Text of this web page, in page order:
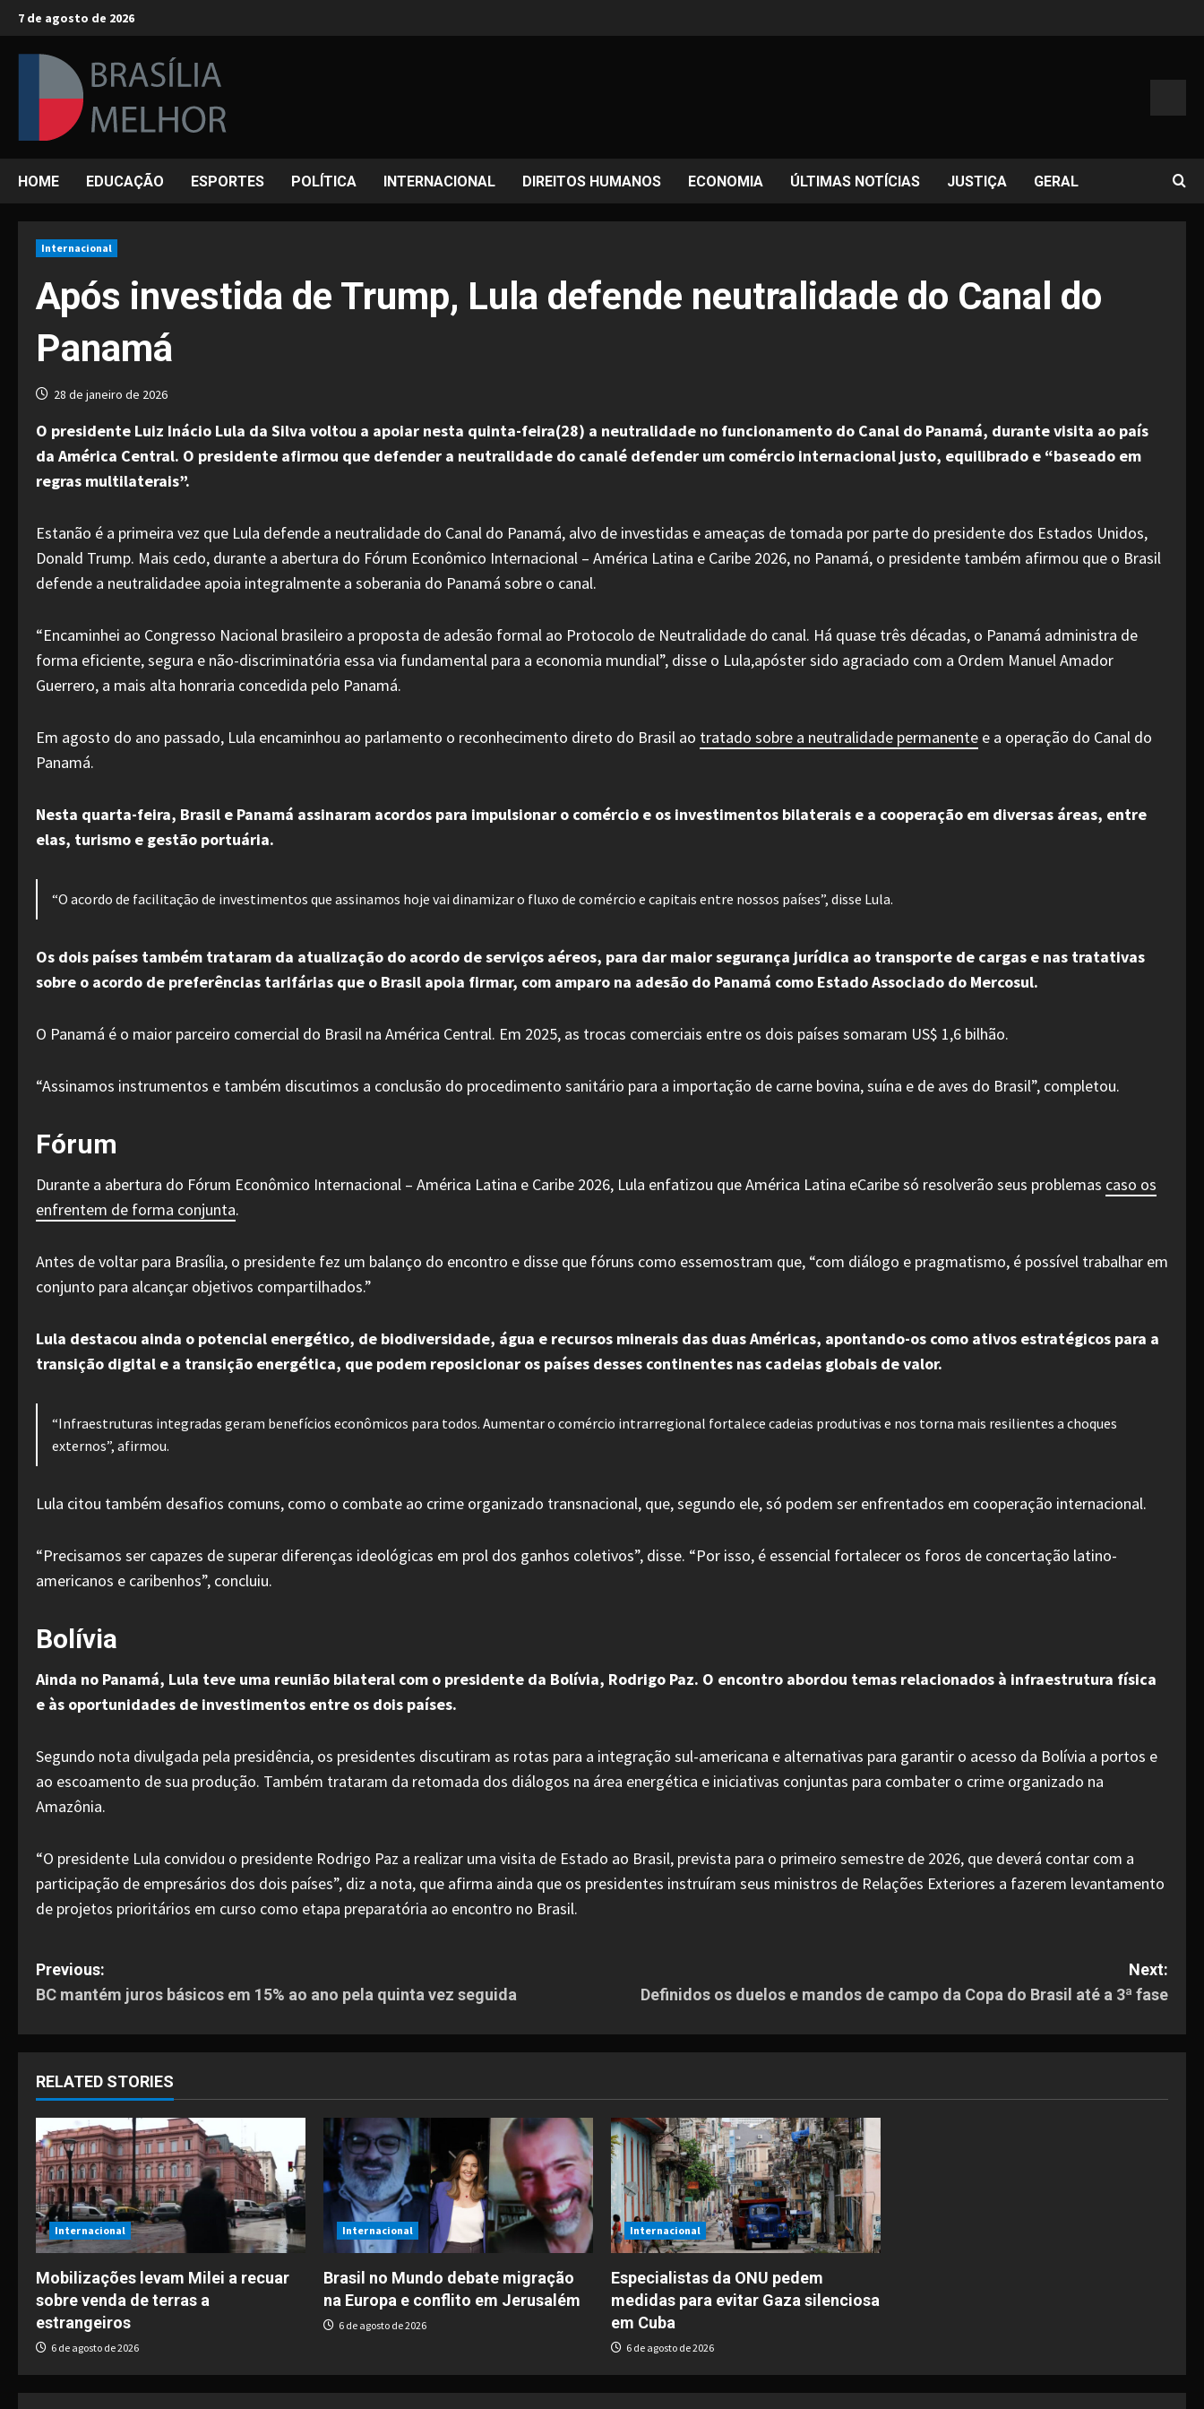
Skip
content
7 de agosto de 2026
HOME EDUCAÇÃO ESPORTES POLÍTICA INTERNACIONAL DIREITOS HUMANOS ECONOMIA ÚLTIMAS NOTÍCIAS JUSTIÇA GERAL
Internacional
Após investida de Trump, Lula defende neutralidade do Canal do
Panamá
28 de janeiro de 2026
O presidente Luiz Inácio Lula da Silva voltou a apoiar nesta quinta-feira(28) a neutralidade no funcionamento do Canal do Panamá, durante visita ao país
da América Central. O presidente afirmou que defender a neutralidade do canalé defender um comércio internacional justo, equilibrado e “baseado em
regras multilaterais”.
Estanão é a primeira vez que Lula defende a neutralidade do Canal do Panamá, alvo de investidas e ameaças de tomada por parte do presidente dos Estados Unidos,
Donald Trump. Mais cedo, durante a abertura do Fórum Econômico Internacional – América Latina e Caribe 2026, no Panamá, o presidente também afirmou que o Brasil
defende a neutralidadee apoia integralmente a soberania do Panamá sobre o canal.
“Encaminhei ao Congresso Nacional brasileiro a proposta de adesão formal ao Protocolo de Neutralidade do canal. Há quase três décadas, o Panamá administra de
forma eficiente, segura e não-discriminatória essa via fundamental para a economia mundial”, disse o Lula,apóster sido agraciado com a Ordem Manuel Amador
Guerrero, a mais alta honraria concedida pelo Panamá.
Em agosto do ano passado, Lula encaminhou ao parlamento o reconhecimento direto do Brasil ao tratado sobre a neutralidade permanente e a operação do Canal do
Panamá.
Nesta quarta-feira, Brasil e Panamá assinaram acordos para impulsionar o comércio e os investimentos bilaterais e a cooperação em diversas áreas, entre
elas, turismo e gestão portuária.
“O acordo de facilitação de investimentos que assinamos hoje vai dinamizar o fluxo de comércio e capitais entre nossos países”, disse Lula.
Os dois países também trataram da atualização do acordo de serviços aéreos, para dar maior segurança jurídica ao transporte de cargas e nas tratativas
sobre o acordo de preferências tarifárias que o Brasil apoia firmar, com amparo na adesão do Panamá como Estado Associado do Mercosul.
O Panamá é o maior parceiro comercial do Brasil na América Central. Em 2025, as trocas comerciais entre os dois países somaram US$ 1,6 bilhão.
“Assinamos instrumentos e também discutimos a conclusão do procedimento sanitário para a importação de carne bovina, suína e de aves do Brasil”, completou.
Fórum
Durante a abertura do Fórum Econômico Internacional – América Latina e Caribe 2026, Lula enfatizou que América Latina eCaribe só resolverão seus problemas caso os
enfrentem de forma conjunta.
Antes de voltar para Brasília, o presidente fez um balanço do encontro e disse que fóruns como essemostram que, “com diálogo e pragmatismo, é possível trabalhar em
conjunto para alcançar objetivos compartilhados.”
Lula destacou ainda o potencial energético, de biodiversidade, água e recursos minerais das duas Américas, apontando-os como ativos estratégicos para a
transição digital e a transição energética, que podem reposicionar os países desses continentes nas cadeias globais de valor.
“Infraestruturas integradas geram benefícios econômicos para todos. Aumentar o comércio intrarregional fortalece cadeias produtivas e nos torna mais resilientes a choques
externos”, afirmou.
Lula citou também desafios comuns, como o combate ao crime organizado transnacional, que, segundo ele, só podem ser enfrentados em cooperação internacional.
“Precisamos ser capazes de superar diferenças ideológicas em prol dos ganhos coletivos”, disse. “Por isso, é essencial fortalecer os foros de concertação latino-
americanos e caribenhos”, concluiu.
Bolívia
Ainda no Panamá, Lula teve uma reunião bilateral com o presidente da Bolívia, Rodrigo Paz. O encontro abordou temas relacionados à infraestrutura física
e às oportunidades de investimentos entre os dois países.
Segundo nota divulgada pela presidência, os presidentes discutiram as rotas para a integração sul-americana e alternativas para garantir o acesso da Bolívia a portos e
ao escoamento de sua produção. Também trataram da retomada dos diálogos na área energética e iniciativas conjuntas para combater o crime organizado na
Amazônia.
“O presidente Lula convidou o presidente Rodrigo Paz a realizar uma visita de Estado ao Brasil, prevista para o primeiro semestre de 2026, que deverá contar com a
participação de empresários dos dois países”, diz a nota, que afirma ainda que os presidentes instruíram seus ministros de Relações Exteriores a fazerem levantamento
de projetos prioritários em curso como etapa preparatória ao encontro no Brasil.
P
s
t
n
a
v
i
g
a
t
i
Previous:
BC mantém juros básicos em 15% ao ano pela quinta vez seguida
Next:
Definidos os duelos e mandos de campo da Copa do Brasil até a 3ª fase
RELATED STORIES
Internacional
Mobilizações levam Milei a recuar
sobre venda de terras a
estrangeiros
6 de agosto de 2026
Internacional
Brasil no Mundo debate migração
na Europa e conflito em Jerusalém
6 de agosto de 2026
Internacional
Especialistas da ONU pedem
medidas para evitar Gaza silenciosa
em Cuba
6 de agosto de 2026